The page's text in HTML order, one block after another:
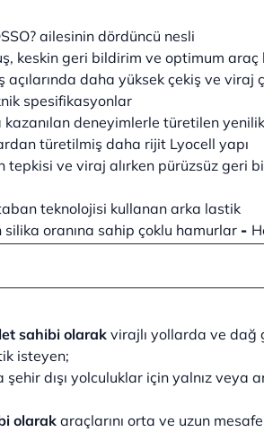
ailesinin dördüncü nesli
keskin geri bildirim ve optimum
açılarında daha yüksek çekiş ve viraj
spesifikasyonlar
deneyimlerle türetilen
türetilmiş daha rijit Lyocell yapı
tepkisi ve viraj alırken pürüzsüz geri
teknolojisi kullanan arka lastik
oranına sahip çoklu hamurlar -
sahibi olarak virajlı yollarda ve dağ
isteyen;
şehir dışı yolculuklar için yalnız
olarak araçlarını orta ve uzun